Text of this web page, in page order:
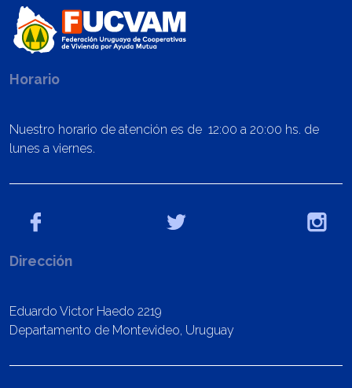
Horario
Nuestro horario de atención es de 12:00 a 20:00 hs. de
lunes a viernes.
Dirección
Eduardo Victor Haedo 2219
Departamento de Montevideo, Uruguay